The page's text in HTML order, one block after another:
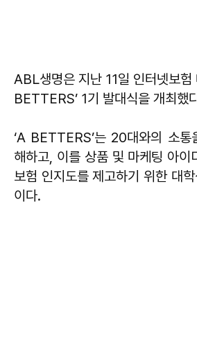
ABL생명은 지난 11일 인터넷보험
BETTERS’ 1기 발대식을 개최했
‘A BETTERS’는 20대와의 소통
해하고, 이를 상품 및 마케팅 아이
보험 인지도를 제고하기 위한 대
이다.